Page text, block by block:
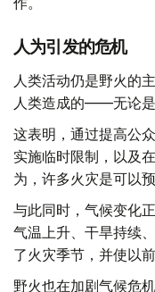
人为引发的危机
人类活动仍是野火的
人类造成的——无论是
这表明，通过提高公
实施临时限制，以及
为，许多火灾是可以预
与此同时，气候变化
气温上升、干旱持续
了火灾季节，并使以
野火也在加剧气候危